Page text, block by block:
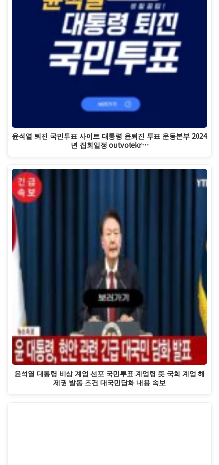
윤석열 퇴진 국민투표 사이트 대통령 윤퇴진 투표 운동본부 2024
년 집회일정 outvotekr…
윤석열 대통령 비상 계엄 선포 국민투표 계엄령 뜻 국회 계엄 해
제권 발동 조건 대국민담화 내용 속보